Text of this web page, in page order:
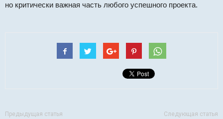
но критически важная часть любого успешного проекта.
Предыдущая статья Следующая статья